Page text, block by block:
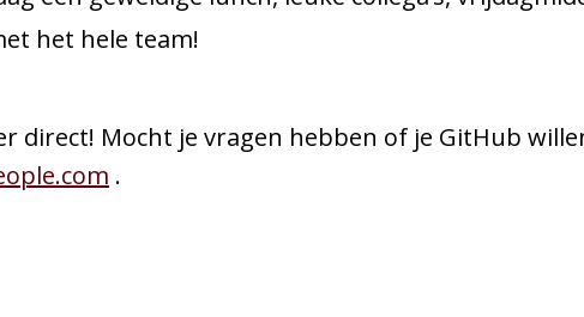
het hele team!
direct! Mocht je vragen hebben of je GitHub
.